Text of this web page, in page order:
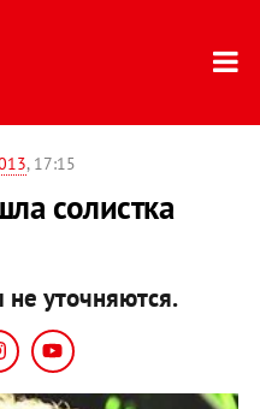
, 17:15
солистка
уточняются.